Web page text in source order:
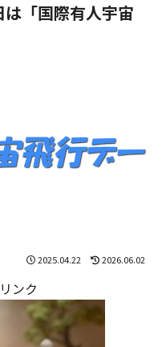
「国際有人宇宙
2025.04.22 2026.06.02
ンク